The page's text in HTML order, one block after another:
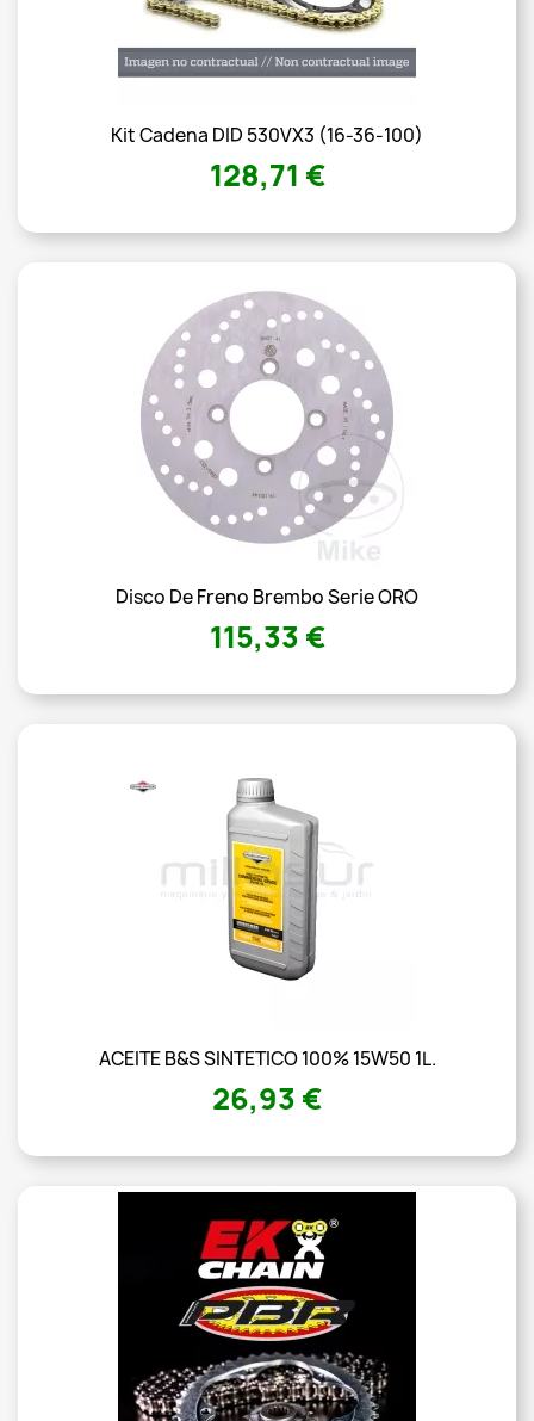
Kit Cadena DID 530VX3 (16-36-100)
128,71 €
Disco De Freno Brembo Serie ORO
115,33 €
ACEITE B&S SINTETICO 100% 15W50 1L.
26,93 €